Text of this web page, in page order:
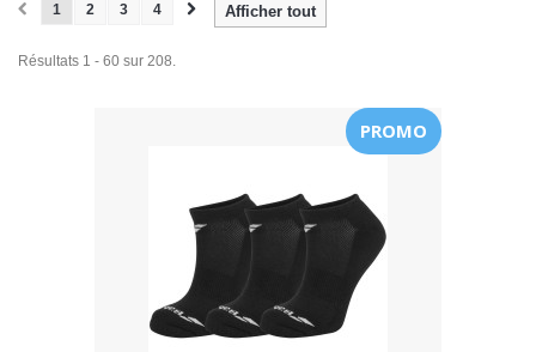
Afficher tout
1 2 3 4
Résultats 1 - 60 sur 208.
PROMO